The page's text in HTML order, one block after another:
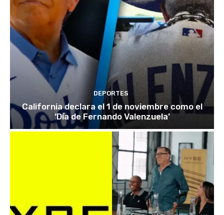
DEPORTES
California declara el 1 de noviembre como el
‘Día de Fernando Valenzuela’